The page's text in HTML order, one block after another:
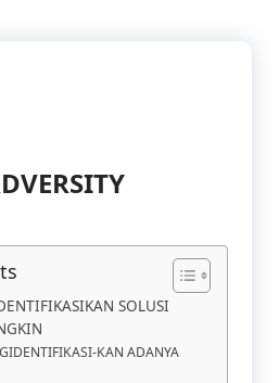
SOLUSI
KAN ADANYA